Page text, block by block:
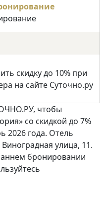
скидку до 10% при
на сайте Суточно.ру
чтобы
со скидкой до 7%
2026 года. Отель
улица, 11.
бронировании